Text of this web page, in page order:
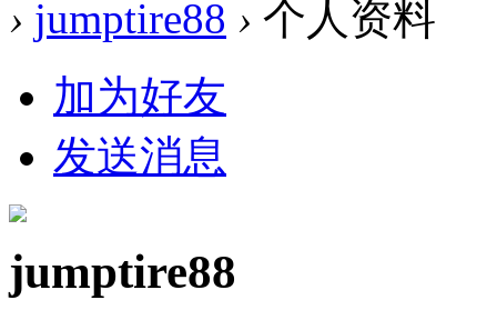
› jumptire88 › 个人资料
加为好友
发送消息
jumptire88